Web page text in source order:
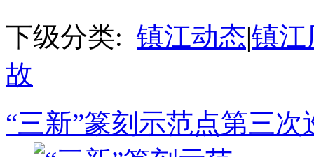
下级分类: 镇江动态|镇江
故
“三新”篆刻示范点第三